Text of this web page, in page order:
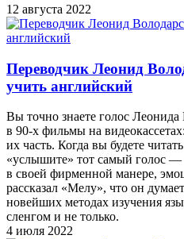
12 августа 2022
Переводчик Леонид
учить английский
Вы точно знаете голос Леонида
в 90-х фильмы на
их часть. Когда вы будете
«услышите» тот самый голос
в своей фирменной манере,
рассказал «Мелу», что он
новейших методах изучения
сленгом и не только.
4 июля 2022